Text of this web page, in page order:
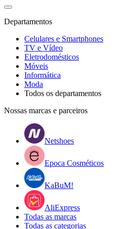
Departamentos
Celulares e Smartphones
TV e Vídeo
Eletrodomésticos
Móveis
Informática
Moda
Todos os departamentos
Nossas marcas e parceiros
Netshoes
Epoca Cosméticos
KaBuM!
AliExpress
Todas as marcas
Todas as categorias